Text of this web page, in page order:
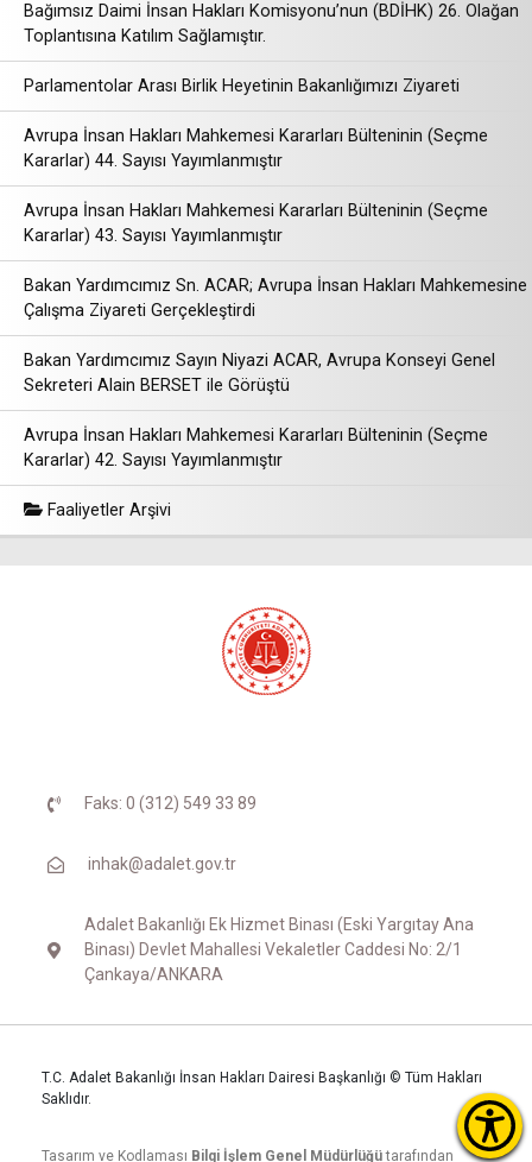
Bağımsız Daimi İnsan Hakları Komisyonu’nun (BDİHK) 26. Olağan
Toplantısına Katılım Sağlamıştır.
Parlamentolar Arası Birlik Heyetinin Bakanlığımızı Ziyareti
Avrupa İnsan Hakları Mahkemesi Kararları Bülteninin (Seçme
Kararlar) 44. Sayısı Yayımlanmıştır
Avrupa İnsan Hakları Mahkemesi Kararları Bülteninin (Seçme
Kararlar) 43. Sayısı Yayımlanmıştır
Bakan Yardımcımız Sn. ACAR; Avrupa İnsan Hakları Mahkemesine
Çalışma Ziyareti Gerçekleştirdi
Bakan Yardımcımız Sayın Niyazi ACAR, Avrupa Konseyi Genel
Sekreteri Alain BERSET ile Görüştü
Avrupa İnsan Hakları Mahkemesi Kararları Bülteninin (Seçme
Kararlar) 42. Sayısı Yayımlanmıştır
Faaliyetler Arşivi
Faks: 0 (312) 549 33 89
inhak@adalet.gov.tr
Adalet Bakanlığı Ek Hizmet Binası (Eski Yargıtay Ana
Binası) Devlet Mahallesi Vekaletler Caddesi No: 2/1
Çankaya/ANKARA
T.C. Adalet Bakanlığı İnsan Hakları Dairesi Başkanlığı © Tüm Hakları
Saklıdır.
Tasarım ve Kodlaması Bilgi İşlem Genel Müdürlüğütarafından